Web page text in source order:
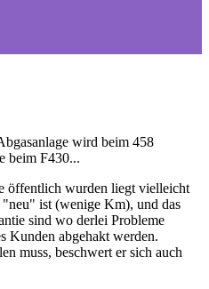
wird beim 458
beim F430...
öffentlich wurden liegt vielleicht
"neu" ist (wenige Km), und das
sind wo derlei Probleme
Kunden abgehakt werden.
muss, beschwert er sich auch